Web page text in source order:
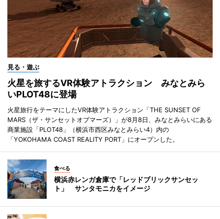
見る・遊ぶ
火星を旅するVR体験アトラクション みなとみら
いPLOT48に登場
火星旅行をテーマにしたVR体験アトラクション「THE SUNSET OF
MARS（ザ・サンセットオブマーズ）」が8月8日、みなとみらいにある
商業施設「PLOT48」（横浜市西区みなとみらい4）内の
「YOKOHAMA COAST REALITY PORT」にオープンした。
食べる
横浜赤レンガ倉庫で「レッドブリックサンセッ
ト」 サンタモニカをイメージ